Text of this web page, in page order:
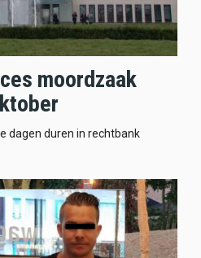
moordzaak
dagen duren in rechtbank